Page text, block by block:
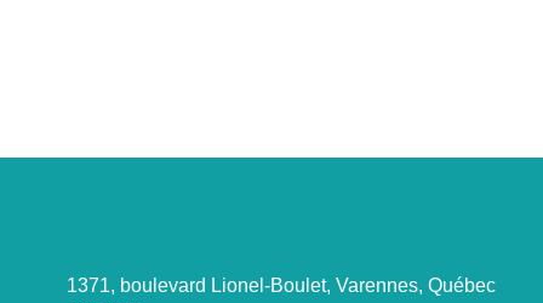
1371, boulevard Lionel-Boulet, Varennes, Québec